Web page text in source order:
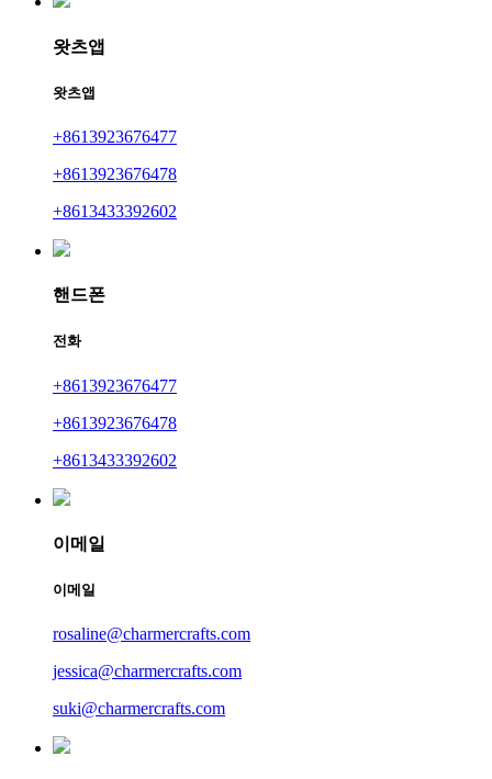
왓츠앱
왓츠앱
+8613923676477
+8613923676478
+8613433392602
핸드폰
전화
+8613923676477
+8613923676478
+8613433392602
이메일
이메일
rosaline@charmercrafts.com
jessica@charmercrafts.com
suki@charmercrafts.com